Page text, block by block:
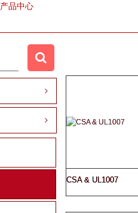
产品中心
CSA & UL1007